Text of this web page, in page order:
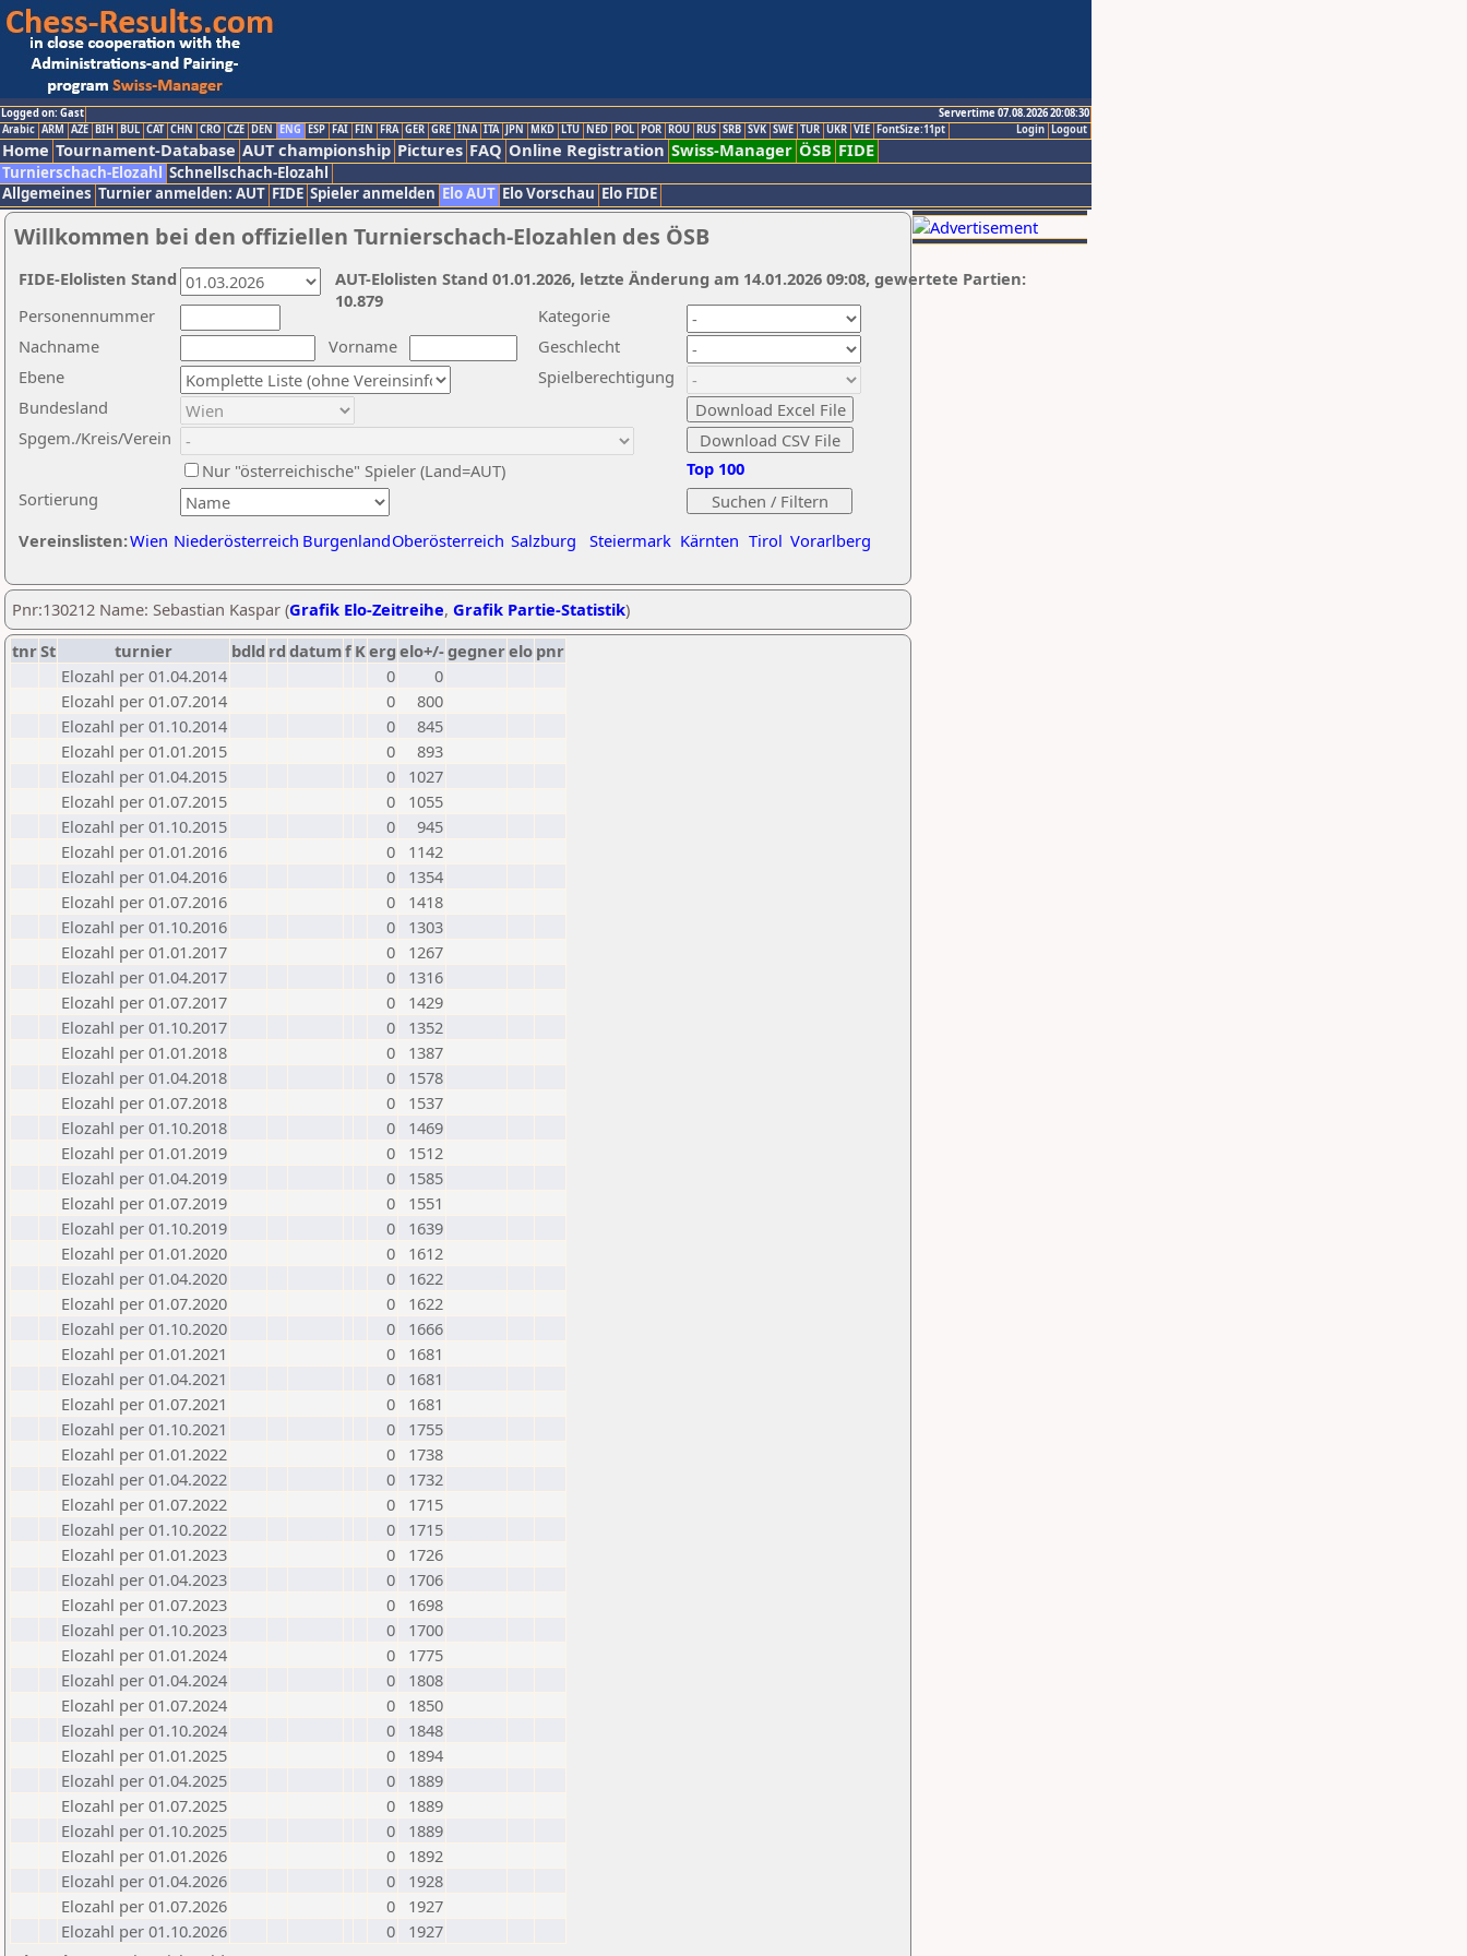
Logged on: Gast
Servertime 07.08.2026 20:08:30
Logout
Login
Arabic ARM AZE BIH BUL CAT CHN CRO CZE DEN ENG ESP FAI FIN FRA GER GRE INA ITA JPN MKD LTU NED POL POR ROU RUS SRB SVK SWE TUR UKR VIE FontSize:11pt
Home Tournament-Database AUT championship Pictures FAQ Online Registration Swiss-Manager ÖSB FIDE
Turnierschach-Elozahl Schnellschach-Elozahl
Allgemeines Turnier anmelden: AUT FIDE Spieler anmelden Elo AUT Elo Vorschau Elo FIDE
Willkommen bei den offiziellen Turnierschach-Elozahlen des ÖSB
Nachname
Vorname
Ebene
Kategorie
Sortierung
Personennummer
Bundesland
Spgem./Kreis/Verein
Geschlecht
Nur "österreichische" Spieler (Land=AUT)
Spielberechtigung
Vereinslisten:Wien Niederösterreich BurgenlandOberösterreich Salzburg Steiermark Kärnten Tirol Vorarlberg
Top 100
AUT-Elolisten Stand 01.01.2026, letzte Änderung am 14.01.2026 09:08, gewertete Partien:
10.879
FIDE-Elolisten Stand
Pnr:130212 Name: Sebastian Kaspar (Grafik Elo-Zeitreihe, Grafik Partie-Statistik)
tnrSt turnier bdld rd datumf Kerg elo+/-gegnerelo pnr
Elozahl per 01.04.2014
0
0
Elozahl per 01.07.2014
0
800
Elozahl per 01.10.2014
0
845
Elozahl per 01.01.2015
0
893
Elozahl per 01.04.2015
0
1027
Elozahl per 01.07.2015
0
1055
Elozahl per 01.10.2015
0
945
Elozahl per 01.01.2016
0
1142
Elozahl per 01.04.2016
0
1354
Elozahl per 01.07.2016
0
1418
Elozahl per 01.10.2016
0
1303
Elozahl per 01.01.2017
0
1267
Elozahl per 01.04.2017
0
1316
Elozahl per 01.07.2017
0
1429
Elozahl per 01.10.2017
0
1352
Elozahl per 01.01.2018
0
1387
Elozahl per 01.04.2018
0
1578
Elozahl per 01.07.2018
0
1537
Elozahl per 01.10.2018
0
1469
Elozahl per 01.01.2019
0
1512
Elozahl per 01.04.2019
0
1585
Elozahl per 01.07.2019
0
1551
Elozahl per 01.10.2019
0
1639
Elozahl per 01.01.2020
0
1612
Elozahl per 01.04.2020
0
1622
Elozahl per 01.07.2020
0
1622
Elozahl per 01.10.2020
0
1666
Elozahl per 01.01.2021
0
1681
Elozahl per 01.04.2021
0
1681
Elozahl per 01.07.2021
0
1681
Elozahl per 01.10.2021
0
1755
Elozahl per 01.01.2022
0
1738
Elozahl per 01.04.2022
0
1732
Elozahl per 01.07.2022
0
1715
Elozahl per 01.10.2022
0
1715
Elozahl per 01.01.2023
0
1726
Elozahl per 01.04.2023
0
1706
Elozahl per 01.07.2023
0
1698
Elozahl per 01.10.2023
0
1700
Elozahl per 01.01.2024
0
1775
Elozahl per 01.04.2024
0
1808
Elozahl per 01.07.2024
0
1850
Elozahl per 01.10.2024
0
1848
Elozahl per 01.01.2025
0
1894
Elozahl per 01.04.2025
0
1889
Elozahl per 01.07.2025
0
1889
Elozahl per 01.10.2025
0
1889
Elozahl per 01.01.2026
0
1892
Elozahl per 01.04.2026
0
1928
Elozahl per 01.07.2026
0
1927
Elozahl per 01.10.2026
0
1927